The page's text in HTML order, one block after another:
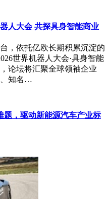
人大会 共探具身智能商业
，依托亿欧长期积累沉淀的
世界机器人大会·具身智能
论坛将汇聚全球领袖企业
、知名…
题，驱动新能源汽车产业标